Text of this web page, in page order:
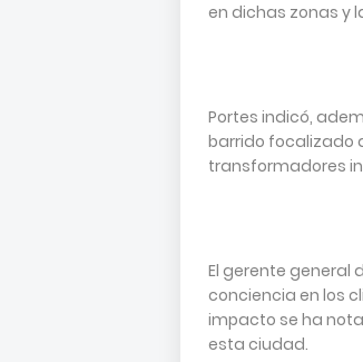
en dichas zonas y
Portes indicó,
barrido focalizado
transformadores
El gerente general
conciencia en los
impacto se ha
esta ciudad.